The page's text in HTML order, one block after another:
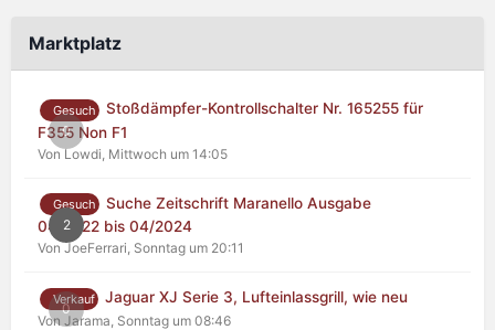
Marktplatz
0
Gesuch
Stoßdämpfer-Kontrollschalter Nr. 165255 für
F355 Non F1
Von Lowdi, Mittwoch um 14:05
2
Gesuch
Suche Zeitschrift Maranello Ausgabe
04/2022 bis 04/2024
Von JoeFerrari, Sonntag um 20:11
0
Verkauf Jaguar XJ Serie 3, Lufteinlassgrill, wie neu
Von Jarama, Sonntag um 08:46